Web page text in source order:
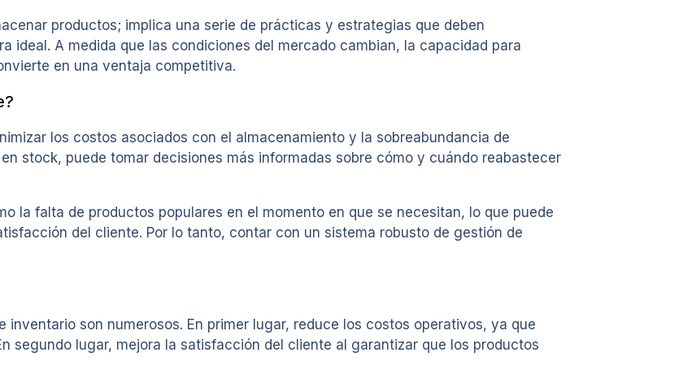
productos; implica una serie de prácticas y estrategias que deben
ideal. A medida que las condiciones del mercado cambian, la capacidad para
en una ventaja competitiva.
los costos asociados con el almacenamiento y la sobreabundancia de
stock, puede tomar decisiones más informadas sobre cómo y cuándo reabastecer
la falta de productos populares en el momento en que se necesitan, lo que puede
del cliente. Por lo tanto, contar con un sistema robusto de gestión de
son numerosos. En primer lugar, reduce los costos operativos, ya que
segundo lugar, mejora la satisfacción del cliente al garantizar que los productos